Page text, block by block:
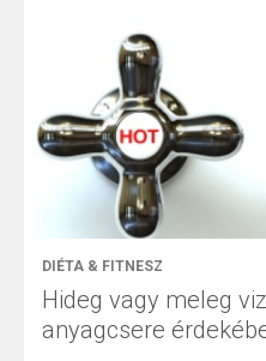
DIÉTA & FITNESZ
Hideg vagy meleg
anyagcsere